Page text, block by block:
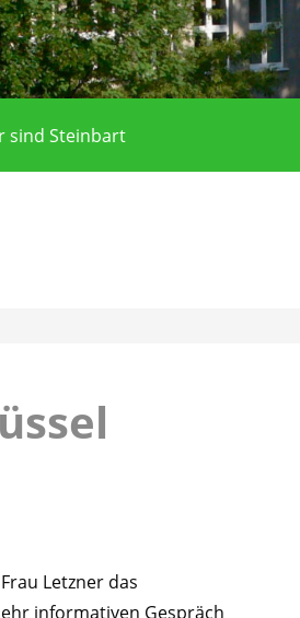
sind Steinbart
Letzner das
informativen Gespräch